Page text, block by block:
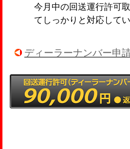
今月中の回送運行許可
てしっかりと対応して
ディーラーナンバー申